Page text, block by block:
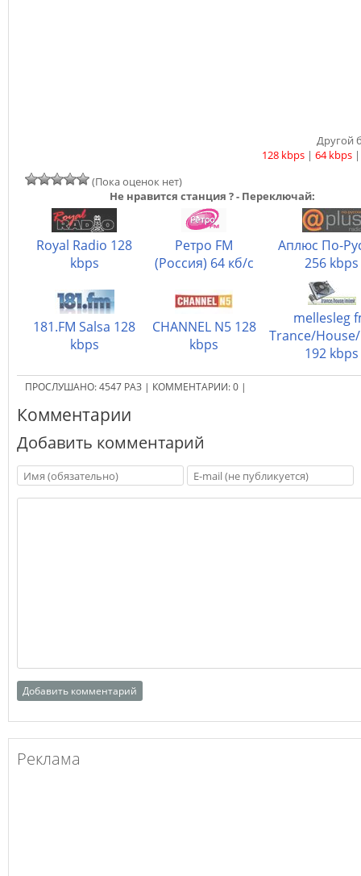
Другой
128 kbps | 64 kbps
(Пока оценок нет)
Не нравится станция ? - Переключай:
Royal Radio 128
kbps
Ретро FM
(Россия) 64 кб/с
Аплюс По-
256 kbps
181.FM Salsa 128
kbps
CHANNEL N5 128
kbps
mellesleg
Trance/
192 kbps
ПРОСЛУШАНО:4547 РАЗ | КОММЕНТАРИИ:0 |
Комментарии
Добавить комментарий
Реклама